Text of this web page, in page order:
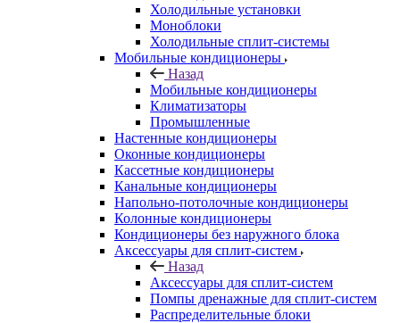
Холодильные установки
Моноблоки
Холодильные сплит-системы
Мобильные кондиционеры
Назад
Мобильные кондиционеры
Климатизаторы
Промышленные
Настенные кондиционеры
Оконные кондиционеры
Кассетные кондиционеры
Канальные кондиционеры
Напольно-потолочные кондиционеры
Колонные кондиционеры
Кондиционеры без наружного блока
Аксессуары для сплит-систем
Назад
Аксессуары для сплит-систем
Помпы дренажные для сплит-систем
Распределительные блоки